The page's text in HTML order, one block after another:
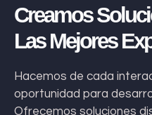
Creamos
Las Mejores
Hacemos de cada
oportunidad para
Ofrecemos soluciones